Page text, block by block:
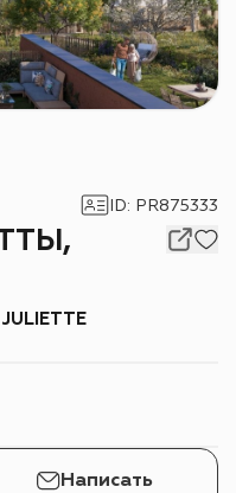
ID: PR875333
Написать